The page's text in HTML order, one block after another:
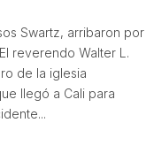
Swartz, arribaron por
reverendo Walter L.
de la iglesia
llegó a Cali para